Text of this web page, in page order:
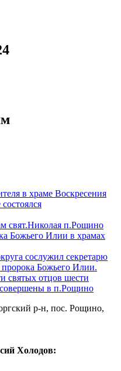
в храме Воскресения
свят.Николая п.Рощино
Божьего Илии в храмах
сослужил секретарю
Божьего Илии.
святых отцов шести
в п.Рощино
р-н, пос. Рощино,
Холодов: